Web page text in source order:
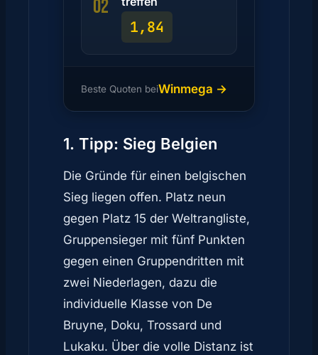
02
1,84
Beste Quoten beiWinmega →
1. Tipp: Sieg Belgien
Die Gründe für einen belgischen
Sieg liegen offen. Platz neun
gegen Platz 15 der Weltrangliste,
Gruppensieger mit fünf Punkten
gegen einen Gruppendritten mit
zwei Niederlagen, dazu die
individuelle Klasse von De
Bruyne, Doku, Trossard und
Lukaku. Über die volle Distanz ist